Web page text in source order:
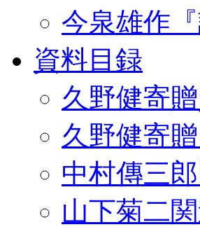
今泉雄作『
資料目録
久野健寄
久野健寄
中村傳三
山下菊二